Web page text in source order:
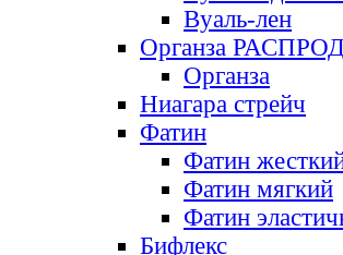
Вуаль-лен
Органза
Органза
Ниагара стрейч
Фатин
Фатин
Фатин мягкий
Фатин
Бифлекс